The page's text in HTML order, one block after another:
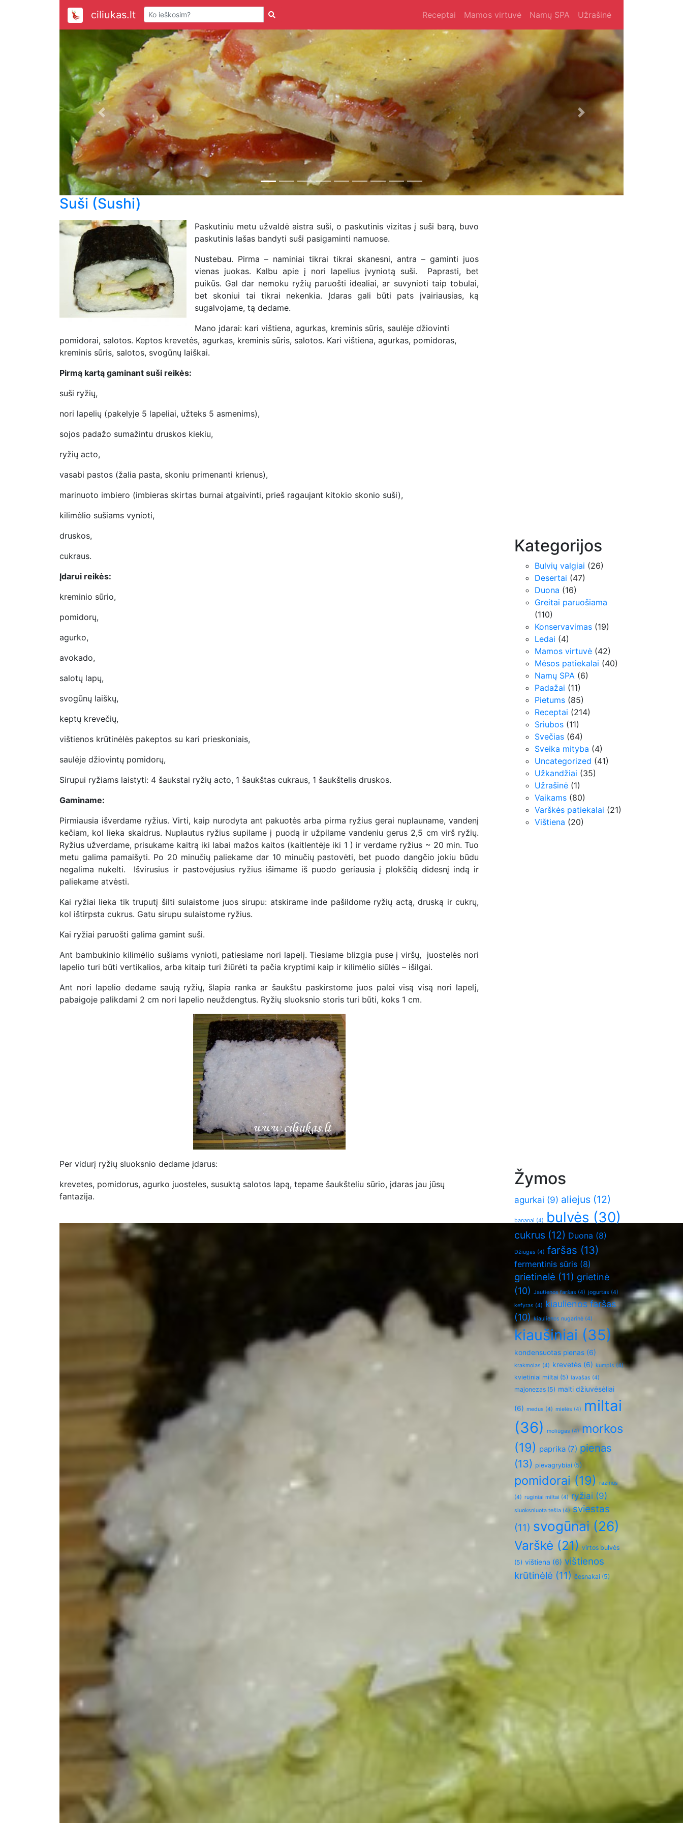
ciliukas.lt Receptai Mamos virtuvė Namų SPA Užrašinė
Previous Next
Suši (Sushi)
Paskutiniu metu užvaldė aistra suši, o paskutinis vizitas į suši barą, buvo
paskutinis lašas bandyti suši pasigaminti namuose.
Nustebau. Pirma – naminiai tikrai tikrai skanesni, antra – gaminti juos
vienas juokas. Kalbu apie į nori lapelius įvyniotą suši. Paprasti, bet
puikūs. Gal dar nemoku ryžių paruošti idealiai, ar suvynioti taip tobulai,
bet skoniui tai tikrai nekenkia. Įdaras gali būti pats įvairiausias, ką
sugalvojame, tą dedame.
Mano įdarai: kari vištiena, agurkas, kreminis sūris, saulėje džiovinti
pomidorai, salotos. Keptos krevetės, agurkas, kreminis sūris, salotos. Kari vištiena, agurkas, pomidoras,
kreminis sūris, salotos, svogūnų laiškai.
Pirmą kartą gaminant suši reikės:
suši ryžių,
nori lapelių (pakelyje 5 lapeliai, užteks 5 asmenims),
sojos padažo sumažintu druskos kiekiu,
ryžių acto,
vasabi pastos (žalia pasta, skoniu primenanti krienus),
marinuoto imbiero (imbieras skirtas burnai atgaivinti, prieš ragaujant kitokio skonio suši),
kilimėlio sušiams vynioti,
druskos,
cukraus.
Įdarui reikės:
kreminio sūrio,
pomidorų,
agurko,
avokado,
salotų lapų,
svogūnų laiškų,
keptų krevečių,
vištienos krūtinėlės pakeptos su kari prieskoniais,
saulėje džiovintų pomidorų,
Sirupui ryžiams laistyti: 4 šaukstai ryžių acto, 1 šaukštas cukraus, 1 šaukštelis druskos.
Gaminame:
Pirmiausia išverdame ryžius. Virti, kaip nurodyta ant pakuotės arba pirma ryžius gerai nuplauname, vandenį
kečiam, kol lieka skaidrus. Nuplautus ryžius supilame į puodą ir užpilame vandeniu gerus 2,5 cm virš ryžių.
Ryžius užverdame, prisukame kaitrą iki labai mažos kaitos (kaitlentėje iki 1 ) ir verdame ryžius ~ 20 min. Tuo
metu galima pamaišyti. Po 20 minučių paliekame dar 10 minučių pastovėti, bet puodo dangčio jokiu būdu
negalima nukelti. Išvirusius ir pastovėjusius ryžius išimame iš puodo geriausia į plokščią didesnį indą ir
paliekame atvėsti.
Kai ryžiai lieka tik truputį šilti sulaistome juos sirupu: atskirame inde pašildome ryžių actą, druską ir cukrų,
kol ištirpsta cukrus. Gatu sirupu sulaistome ryžius.
Kai ryžiai paruošti galima gamint suši.
Ant bambukinio kilimėlio sušiams vynioti, patiesiame nori lapelį. Tiesiame blizgia puse į viršų, juostelės nori
lapelio turi būti vertikalios, arba kitaip turi žiūrėti ta pačia kryptimi kaip ir kilimėlio siūlės – išilgai.
Ant nori lapelio dedame saują ryžių, šlapia ranka ar šaukštu paskirstome juos palei visą visą nori lapelį,
pabaigoje palikdami 2 cm nori lapelio neuždengtus. Ryžių sluoksnio storis turi būti, koks 1 cm.
Per vidurį ryžių sluoksnio dedame įdarus:
krevetes, pomidorus, agurko juosteles, susuktą salotos lapą, tepame šaukšteliu sūrio, įdaras jau jūsų
fantazija.
Kategorijos
Bulvių valgiai (26)
Desertai (47)
Duona (16)
Greitai paruošiama
(110)
Konservavimas (19)
Ledai (4)
Mamos virtuvė (42)
Mėsos patiekalai (40)
Namų SPA (6)
Padažai (11)
Pietums (85)
Receptai (214)
Sriubos (11)
Svečias (64)
Sveika mityba (4)
Uncategorized (41)
Užkandžiai (35)
Užrašinė (1)
Vaikams (80)
Varškės patiekalai (21)
Vištiena (20)
Žymos
agurkai (9) aliejus (12)
bananai (4) bulvės (30)
cukrus (12) Duona (8)
Džiugas (4) faršas (13)
fermentinis sūris (8)
grietinelė (11) grietinė
(10) Jautienos faršas (4) jogurtas (4)
kefyras (4) kiaulienos faršas
(10) kiaulienos nugarinė (4)
kiaušiniai (35)
kondensuotas pienas (6)
krakmolas (4) krevetės (6) kumpis (4)
kvietiniai miltai (5) lavašas (4)
majonezas (5) malti džiuvėsėliai
(6) medus (4) mielės (4)
miltai
(36)
moliūgas (4) morkos
(19) paprika (7) pienas
(13) pievagrybiai (5)
pomidorai (19) razinos
(4) ruginiai miltai (4) ryžiai (9)
sluoksniuota tešla (4) sviestas
(11) svogūnai(26)
Varškė (21) virtos bulvės
(5) vištiena (6) vištienos
krūtinėlė (11) česnakai (5)